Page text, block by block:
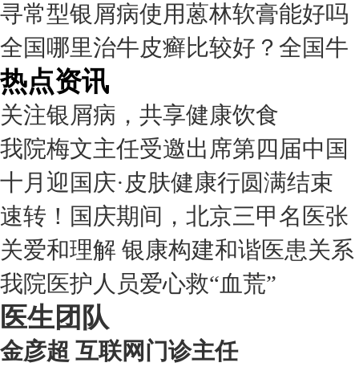
寻常型银屑病使用蒽林软膏能好吗
全国哪里治牛皮癣比较好？全国牛
热点资讯
关注银屑病，共享健康饮食
我院梅文主任受邀出席第四届中国
十月迎国庆·皮肤健康行圆满结束
速转！国庆期间，北京三甲名医张
关爱和理解 银康构建和谐医患关系
我院医护人员爱心救“血荒”
医生团队
金彦超 互联网门诊主任